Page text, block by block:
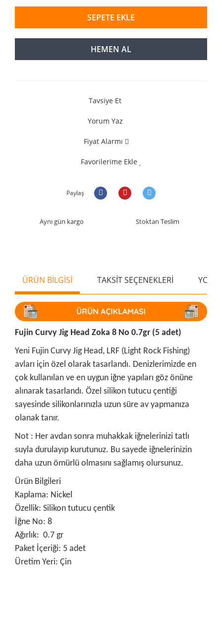
SEPETE EKLE
HEMEN AL
Tavsiye Et
Yorum Yaz
Fiyat Alarmı
Favorilerime Ekle
Paylaş
Aynı gün kargo Stoktan Teslim
ÜRÜN BİLGİSİ TAKSİT SEÇENEKLERİ
Fujin Curvy Jig Head Zoka 8 No 0.7gr (5 adet)
Yeni Fujin Curvy Jig Head, LRF (Light Rock Fishing)
avları için özel olarak tasarlandı. Denizlerimizde en
çok kullanılan ve en uygun iğne yapıları göz önüne
alınarak tasarlandı. Özel silikon tutucu çentiği
sayesinde silikonlarınızla uzun süre av yapmanıza
olanak tanır.
Not : Her avdan sonra muhakkak iğnelerinizi tatlı
suyla durulayıp kurutunuz. Bu sayede iğnelerinizin
daha uzun ömürlü olmasını sağlamış olursunuz.
Ürün Bilgileri
Kaplama: Nickel
Özellik: Silikon tutucu çentik
İğne No: 8
Ağırlık: 0.7 gr
Paket İçeriği: 5 adet
Üretim Yeri: Çin